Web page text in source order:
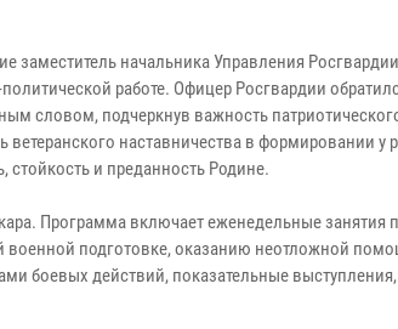
заместитель начальника Управления
работе. Офицер Росгвардии
словом, подчеркнув важность
наставничества в формировании у
стойкость и преданность Родине.
Программа включает еженедельные занятия
военной подготовке, оказанию неотложной
боевых действий, показательные выступления,